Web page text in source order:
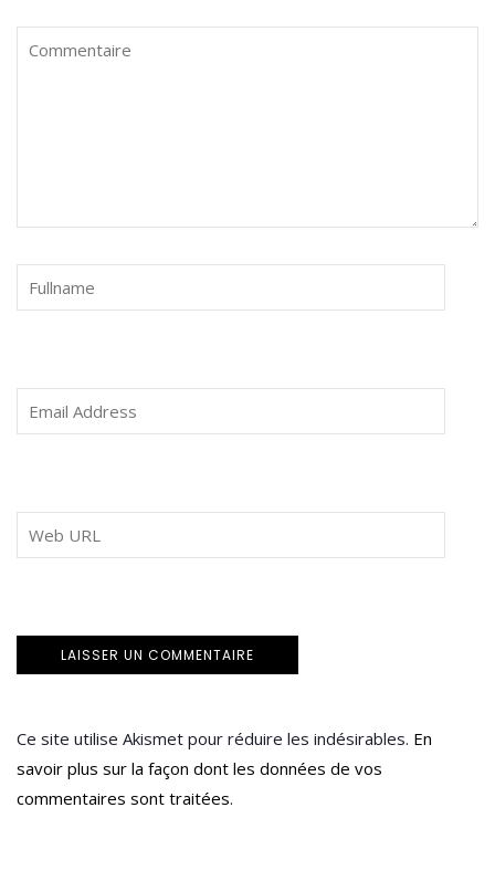
Ce site utilise Akismet pour réduire les indésirables. En
savoir plus sur la façon dont les données de vos
commentaires sont traitées.